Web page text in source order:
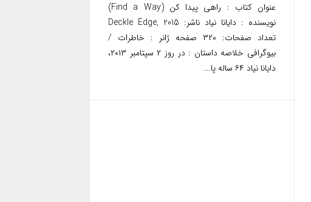
عنوان کتاب : راهی پیدا کن (Find a Way)
نویسنده : دایانا نیاد ناشر: Deckle Edge, 2015
تعداد صفحات: ۳۲۰ صفحه ژانر : خاطرات /
بیوگرافی خلاصه داستان : در روز ۲ سپتامبر ۲۰۱۳،
دایانا نیاد ۶۴ ساله پا...